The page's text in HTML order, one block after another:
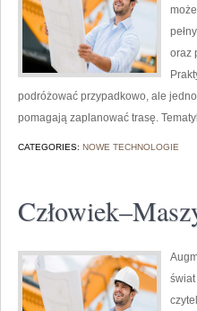
oraz
podróżować przypadkowo, ale
pomagają zaplanować trasę.
CATEGORIES: NOWE TECHNOLOGIE
świat